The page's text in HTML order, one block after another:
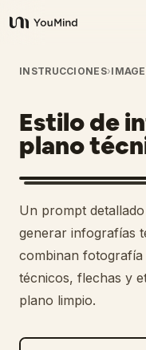
YouMind
Resumen
Casos de uso
Habilidades
Prompts
Precios
INSTRUCCIONES›
Estilo de
plano
Un prompt
generar infografías
combinan fotografía
técnicos, flechas y
plano limpio.